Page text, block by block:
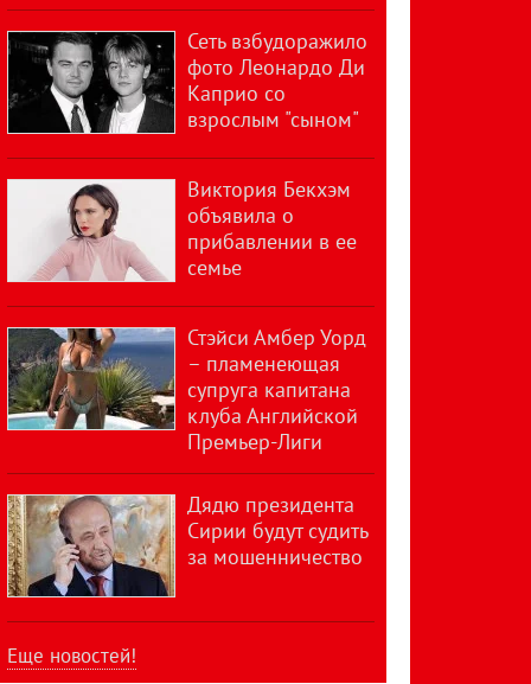
Сеть взбудоражило
фото Леонардо Ди
Каприо со
взрослым "сыном"
Виктория Бекхэм
объявила о
прибавлении в ее
семье
Стэйси Амбер Уорд
– пламенеющая
супруга капитана
клуба Английской
Премьер-Лиги
Дядю президента
Сирии будут судить
за мошенничество
Еще новостей!